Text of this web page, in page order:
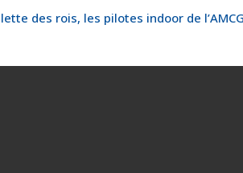
des rois, les pilotes indoor de